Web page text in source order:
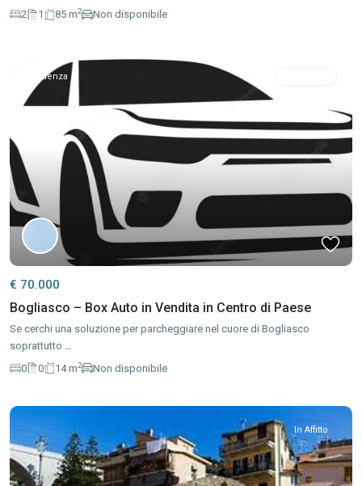
2
1 85 m2 Non disponibile
Evidenza
€ 70.000
Bogliasco – Box Auto in Vendita in Centro di Paese
Se cerchi una soluzione per parcheggiare nel cuore di Bogliasco
soprattutto …
0
0 14 m2 Non disponibile
In Affitto